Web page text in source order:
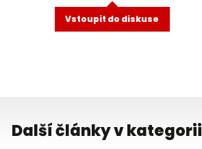
Vstoupit do diskuse
Další články v kategorii